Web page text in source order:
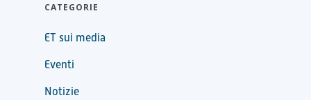
CATEGORIE
ET sui media
Eventi
Notizie